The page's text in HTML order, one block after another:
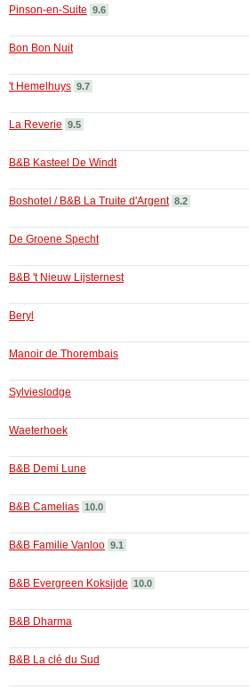
Pinson-en-Suite 9.6
Bon Bon Nuit
't Hemelhuys 9.7
La Reverie 9.5
B&B Kasteel De Windt
Boshotel / B&B La Truite d'Argent 8.2
De Groene Specht
B&B 't Nieuw Lijsternest
Beryl
Manoir de Thorembais
Sylvieslodge
Waeterhoek
B&B Demi Lune
B&B Camelias 10.0
B&B Familie Vanloo 9.1
B&B Evergreen Koksijde 10.0
B&B Dharma
B&B La clé du Sud